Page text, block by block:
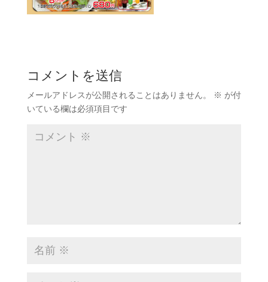
コメントを送信
メールアドレスが公開されることはありません。 ※ が付
いている欄は必須項目です